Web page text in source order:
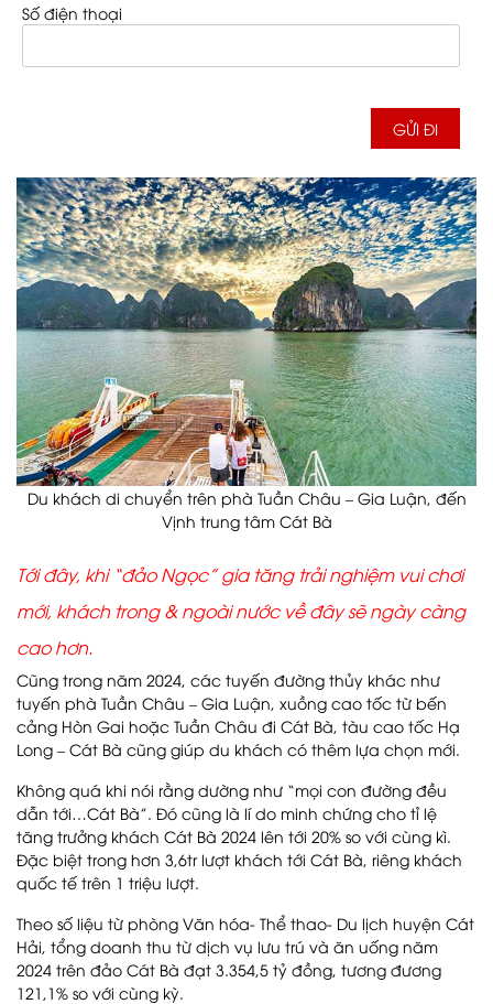
Số điện thoại
Du khách di chuyển trên phà Tuần Châu – Gia Luận, đến
Vịnh trung tâm Cát Bà
Tới đây, khi “đảo Ngọc” gia tăng trải nghiệm vui chơi
mới, khách trong & ngoài nước về đây sẽ ngày càng
cao hơn.
Cũng trong năm 2024, các tuyến đường thủy khác như
tuyến phà Tuần Châu – Gia Luận, xuồng cao tốc từ bến
cảng Hòn Gai hoặc Tuần Châu đi Cát Bà, tàu cao tốc Hạ
Long – Cát Bà cũng giúp du khách có thêm lựa chọn mới.
Không quá khi nói rằng dường như “mọi con đường đều
dẫn tới…Cát Bà”. Đó cũng là lí do minh chứng cho tỉ lệ
tăng trưởng khách Cát Bà 2024 lên tới 20% so với cùng kì.
Đặc biệt trong hơn 3,6tr lượt khách tới Cát Bà, riêng khách
quốc tế trên 1 triệu lượt.
Theo số liệu từ phòng Văn hóa- Thể thao- Du lịch huyện Cát
Hải, tổng doanh thu từ dịch vụ lưu trú và ăn uống năm
2024 trên đảo Cát Bà đạt 3.354,5 tỷ đồng, tương đương
121,1% so với cùng kỳ.